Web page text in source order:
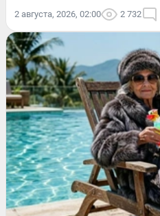
2 августа, 2026, 02:00 2 732